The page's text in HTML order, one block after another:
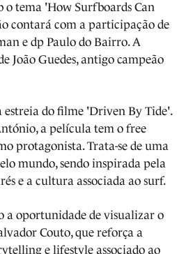
o tema 'How Surfboards Can
contará com a participação de
e dp Paulo do Bairro. A
João Guedes, antigo campeão
do filme 'Driven By Tide'.
a película tem o free
protagonista. Trata-se de uma
mundo, sendo inspirada pela
e a cultura associada ao surf.
a oportunidade de visualizar o
Couto, que reforça a
e lifestyle associado ao